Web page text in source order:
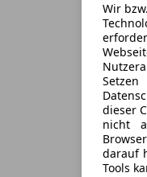
Wir
dieser
nicht
darauf
Tools